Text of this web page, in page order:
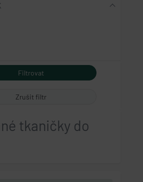
Zrušit filtr
tkaničky do